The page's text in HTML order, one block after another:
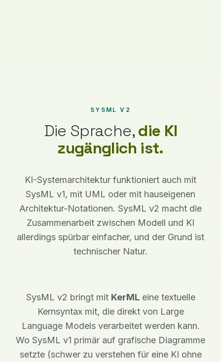
SYSML V2
Die Sprache, die KI
zugänglich ist.
KI-Systemarchitektur funktioniert auch mit
SysML v1, mit UML oder mit hauseigenen
Architektur-Notationen. SysML v2 macht die
Zusammenarbeit zwischen Modell und KI
allerdings spürbar einfacher, und der Grund ist
technischer Natur.
SysML v2 bringt mit KerMLeine textuelle
Kernsyntax mit, die direkt von Large
Language Models verarbeitet werden kann.
Wo SysML v1 primär auf grafische Diagramme
setzte (schwer zu verstehen für eine KI ohne